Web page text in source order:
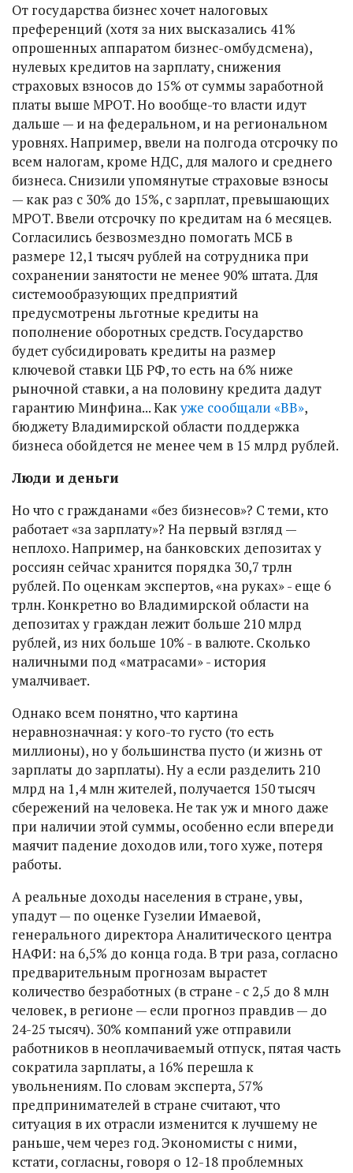
От государства бизнес хочет налоговых
преференций (хотя за них высказались 41%
опрошенных аппаратом бизнес-омбудсмена),
нулевых кредитов на зарплату, снижения
страховых взносов до 15% от суммы заработной
платы выше МРОТ. Но вообще-то власти идут
дальше — и на федеральном, и на региональном
уровнях. Например, ввели на полгода отсрочку по
всем налогам, кроме НДС, для малого и среднего
бизнеса. Снизили упомянутые страховые взносы
— как раз с 30% до 15%, с зарплат, превышающих
МРОТ. Ввели отсрочку по кредитам на 6 месяцев.
Согласились безвозмездно помогать МСБ в
размере 12,1 тысяч рублей на сотрудника при
сохранении занятости не менее 90% штата. Для
системообразующих предприятий
предусмотрены льготные кредиты на
пополнение оборотных средств. Государство
будет субсидировать кредиты на размер
ключевой ставки ЦБ РФ, то есть на 6% ниже
рыночной ставки, а на половину кредита дадут
гарантию Минфина... Какуже сообщали «ВВ»,
бюджету Владимирской области поддержка
бизнеса обойдется не менее чем в 15 млрд рублей.
Люди и деньги
Но что с гражданами «без бизнесов»? С теми, кто
работает «за зарплату»? На первый взгляд —
неплохо. Например, на банковских депозитах у
россиян сейчас хранится порядка 30,7 трлн
рублей. По оценкам экспертов, «на руках» - еще 6
трлн. Конкретно во Владимирской области на
депозитах у граждан лежит больше 210 млрд
рублей, из них больше 10% - в валюте. Сколько
наличными под «матрасами» - история
умалчивает.
Однако всем понятно, что картина
неравнозначная: у кого-то густо (то есть
миллионы), но у большинства пусто (и жизнь от
зарплаты до зарплаты). Ну а если разделить 210
млрд на 1,4 млн жителей, получается 150 тысяч
сбережений на человека. Не так уж и много даже
при наличии этой суммы, особенно если впереди
маячит падение доходов или, того хуже, потеря
работы.
А реальные доходы населения в стране, увы,
упадут — по оценке Гузелии Имаевой,
генерального директора Аналитического центра
НАФИ: на 6,5% до конца года. В три раза, согласно
предварительным прогнозам вырастет
количество безработных (в стране - с 2,5 до 8 млн
человек, в регионе — если прогноз правдив — до
24-25 тысяч). 30% компаний уже отправили
работников в неоплачиваемый отпуск, пятая часть
сократила зарплаты, а 16% перешла к
увольнениям. По словам эксперта, 57%
предпринимателей в стране считают, что
ситуация в их отрасли изменится к лучшему не
раньше, чем через год. Экономисты с ними,
кстати, согласны, говоря о 12-18 проблемных